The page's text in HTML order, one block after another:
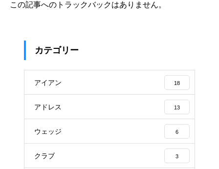
この記事へのトラックバックはありません。
カテゴリー
アイアン 18
アドレス 13
ウェッジ 6
クラブ 3